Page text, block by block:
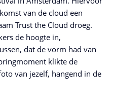
van de cloud een
Trust the Cloud droeg.
de hoogte in,
dat de vorm had van
klikte de
van jezelf, hangend in de